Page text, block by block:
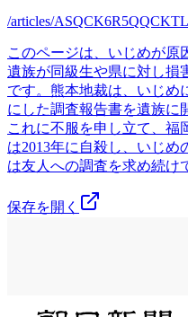
/articles/
このページは、いじめが原
遺族が同級生や県に対し損
です。熊本地裁は、いじめ
にした調査報告書を遺族に
これに不服を申し立て、福
は2013年に自殺し、いじ
は友人への調査を求め続け
保存を開く